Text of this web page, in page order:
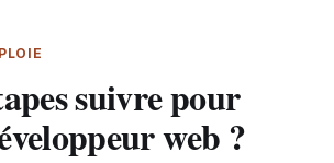
suivre pour
web ?